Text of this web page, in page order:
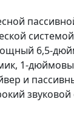
6,5-
1-
и
звуковой